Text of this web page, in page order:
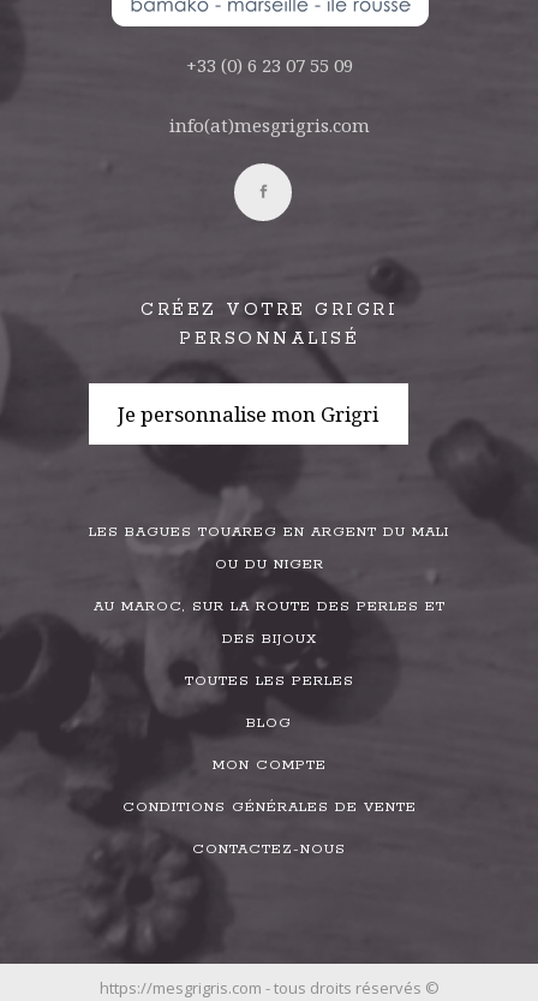
+33 (0) 6 23 07 55 09
info(at)mesgrigris.com
CRÉEZ VOTRE GRIGRI
PERSONNALISÉ
Je personnalise mon Grigri
LES BAGUES TOUAREG EN ARGENT DU MALI
OU DU NIGER
AU MAROC, SUR LA ROUTE DES PERLES ET
DES BIJOUX
TOUTES LES PERLES
BLOG
MON COMPTE
CONDITIONS GÉNÉRALES DE VENTE
CONTACTEZ-NOUS
https://mesgrigris.com - tous droits réservés ©